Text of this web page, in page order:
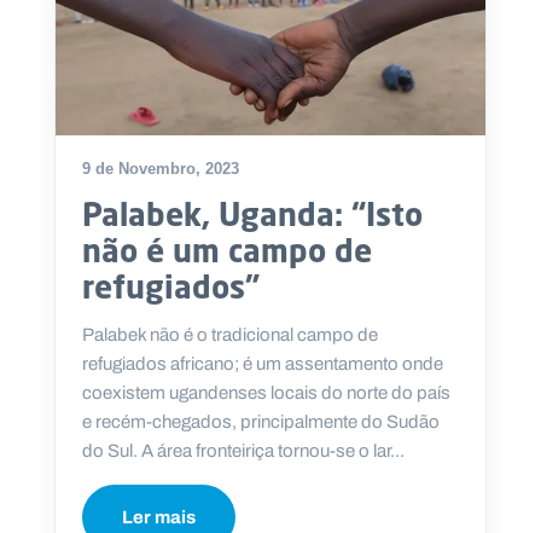
9 de Novembro, 2023
Palabek, Uganda: “Isto
não é um campo de
refugiados”
Palabek não é o tradicional campo de
refugiados africano; é um assentamento onde
coexistem ugandenses locais do norte do país
e recém-chegados, principalmente do Sudão
do Sul. A área fronteiriça tornou-se o lar...
Ler mais